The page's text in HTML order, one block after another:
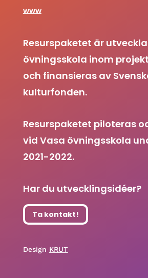
www
Resurspaketet är
övningsskola inom
och finansieras av
kulturfonden.
Resurspaketet piloteras
vid Vasa övningsskola
2021-2022.
Har du utvecklingsidéer?
Ta kontakt!
Design KRUT